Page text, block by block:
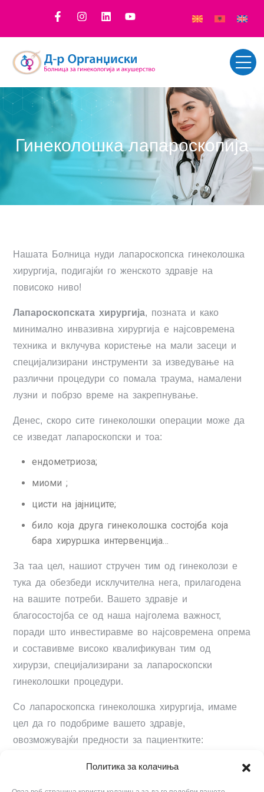
Политика за колачиња
Гинеколошка лапароскопија
Нашата Болница нуди лапароскопска гинеколошка
хирургија, подигајќи го женското здравје на
повисоко ниво!
Лапароскопската хирургија, позната и како
минимално инвазивна хирургија е најсовремена
техника и вклучува користење на мали засеци и
специјализирани инструменти за изведување на
различни процедури со помала траума, намалени
лузни и побрзо време на закрепнување.
Денес, скоро сите гинеколошки операции може да
се изведат лапароскопски и тоа:
ендометриоза;
миоми ;
цисти на јајниците;
било која друга гинеколошка состојба која
бара хируршка интервенција…
За таа цел, нашиот стручен тим од гинеколози е
тука да обезбеди исклучителна нега, прилагодена
на вашите потреби. Вашето здравје и
благосостојба се од наша најголема важност,
поради што инвестиравме во најсовремена опрема
и составивме високо квалификуван тим од
хирурзи, специјализирани за лапароскопски
гинеколошки процедури.
Со лапароскопска гинеколошка хирургија, имаме
цел да го подобриме вашето здравје,
овозможувајќи предности за пациентките:
помалку крварење,